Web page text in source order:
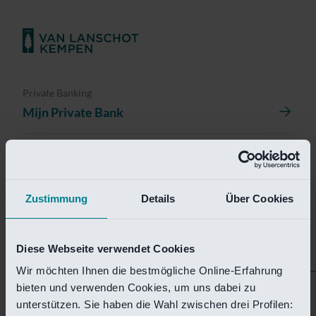
Zustimmung Details Über Cookies
Diese Webseite verwendet Cookies
Wir möchten Ihnen die bestmögliche Online-Erfahrung
bieten und verwenden Cookies, um uns dabei zu
unterstützen. Sie haben die Wahl zwischen drei Profilen:
Private Banking
Mijn Private Bank
Helaas is deze pagina